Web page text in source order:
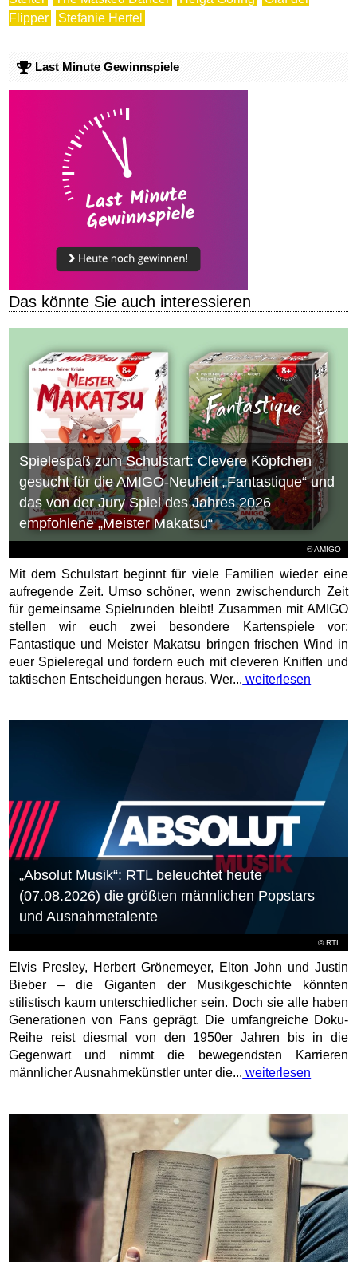
Flipper
Stefanie Hertel
Last Minute Gewinnspiele
Das könnte Sie auch interessieren
© AMIGO
Spielespaß zum Schulstart: Clevere Köpfchen
gesucht für die AMIGO-Neuheit „Fantastique“ und
das von der Jury Spiel des Jahres 2026
empfohlene „Meister Makatsu“
Mit dem Schulstart beginnt für viele Familien wieder eine
aufregende Zeit. Umso schöner, wenn zwischendurch Zeit
für gemeinsame Spielrunden bleibt! Zusammen mit AMIGO
stellen wir euch zwei besondere Kartenspiele vor:
Fantastique und Meister Makatsu bringen frischen Wind in
euer Spieleregal und fordern euch mit cleveren Kniffen und
taktischen Entscheidungen heraus. Wer... weiterlesen
©RTL
„Absolut Musik“: RTL beleuchtet heute
(07.08.2026) die größten männlichen Popstars
und Ausnahmetalente
Elvis Presley, Herbert Grönemeyer, Elton John und Justin
Bieber – die Giganten der Musikgeschichte könnten
stilistisch kaum unterschiedlicher sein. Doch sie alle haben
Generationen von Fans geprägt. Die umfangreiche Doku-
Reihe reist diesmal von den 1950er Jahren bis in die
Gegenwart und nimmt die bewegendsten Karrieren
männlicher Ausnahmekünstler unter die... weiterlesen